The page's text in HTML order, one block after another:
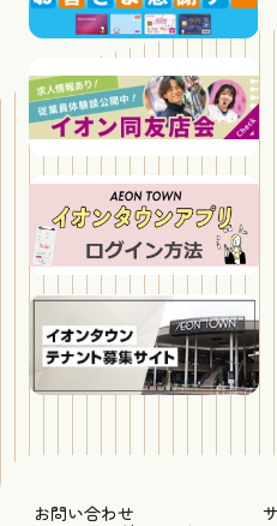
お問い合わせ